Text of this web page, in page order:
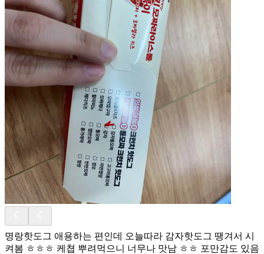
명랑핫도그 애용하는 편인데 오늘따라 감자핫도그 땡겨서 시
켜봄 ㅎㅎㅎ 케쳡 뿌려먹으니 너무나 맛남 ㅎㅎ 포만감도 있음